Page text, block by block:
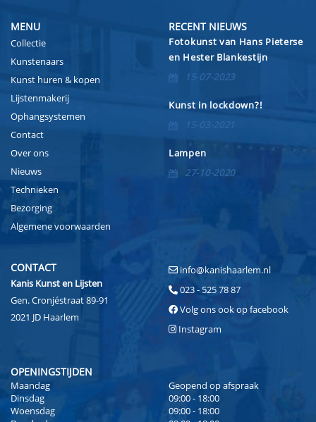
MENU
Collectie
Kunstenaars
Kunst huren & kopen
Lijstenmakerij
Ophangsystemen
Contact
Over ons
Nieuws
Technieken
Bezorging
Algemene voorwaarden
RECENT NIEUWS
Fotokunst van Hans Pieterse
en Hester Blankestijn
15-07-2023
Kunst in lockdown?!
15-03-2021
Lampen
27-10-2020
CONTACT
Kanis Kunst en Lijsten
Gen. Cronjéstraat 89-91
2021 JD Haarlem
info@kanishaarlem.nl
023 - 525 78 87
Volg ons ook op facebook
Instagram
OPENINGSTIJDEN
Maandag
Geopend op afspraak
Dinsdag
09:00 - 18:00
Woensdag
09:00 - 18:00